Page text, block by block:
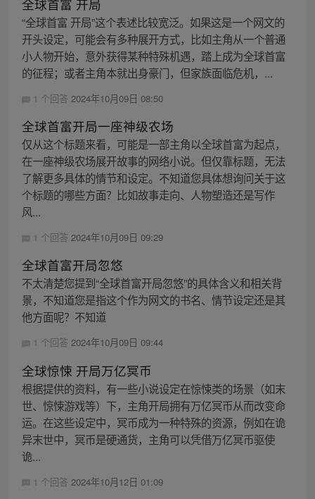
全球首富 开局
“全球首富 开局”这个表述比较宽泛。如果这是一个网文的
开头设定，可能会有多种展开方式，比如主角从一个普通
小人物开始，意外获得某种特殊机遇，踏上成为全球首富
的征程；或者主角本就出身豪门，但家族面临危机，...
1 个回答 2024年10月09日 08:50
全球首富开局一座神级农场
仅从这个标题来看，可能是一部主角以全球首富为起点，
在一座神级农场展开故事的网络小说。但仅靠标题，无法
了解更多具体的情节和设定。不知道您具体想询问关于这
个标题的哪些方面？比如故事走向、人物塑造还是写作
风...
1 个回答 2024年10月09日 09:29
全球首富开局忽悠
不太清楚您提到“全球首富开局忽悠”的具体含义和相关背
景，不知道您是指这个作为网文的书名、情节设定还是其
他方面呢？不知道
1 个回答 2024年10月09日 09:44
全球惊悚 开局万亿冥币
根据提供的资料，有一些小说设定在惊悚类的场景（如末
世、惊悚游戏等）下，主角开局拥有万亿冥币从而改变命
运。在这些设定中，冥币成为一种特殊的资源，例如在诡
异末世中，冥币是硬通货，主角可以凭借万亿冥币驱使
诡...
1 个回答 2024年10月12日 01:09